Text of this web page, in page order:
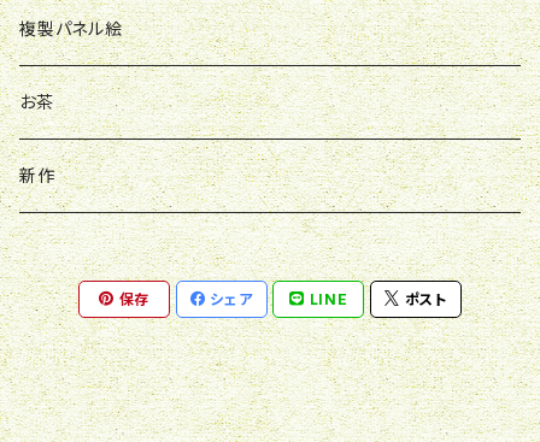
バッグ
バッチ
アクスタ
キーホルダー
複製パネル絵
お茶
新作
保存 シェア LINE ポスト